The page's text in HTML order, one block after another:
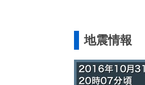
地震情報